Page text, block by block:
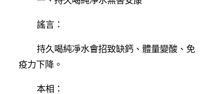
謠言：
持久喝純凈水會招致缺鈣、體量變酸、免
疫力下降。
本相：